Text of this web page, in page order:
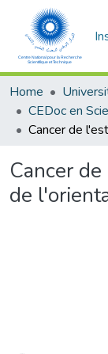
Home
Cancer
de